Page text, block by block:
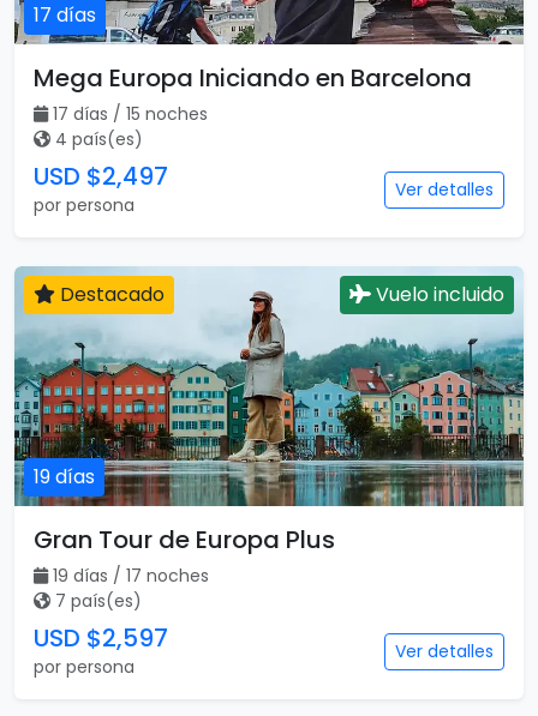
17 días
Mega Europa Iniciando en Barcelona
17 días / 15 noches
4 país(es)
USD $2,497
por persona
Ver detalles
19 días
Destacado Vuelo incluido
Gran Tour de Europa Plus
19 días / 17 noches
7 país(es)
USD $2,597
por persona
Ver detalles